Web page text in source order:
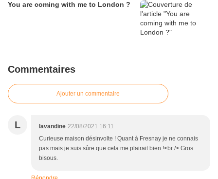
You are coming with me to London ?
Commentaires
Ajouter un commentaire
L lavandine 22/08/2021 16:11
Curieuse maison désinvolte ! Quant à Fresnay je ne connais
pas mais je suis sûre que cela me plairait bien !<br /> Gros
bisous.